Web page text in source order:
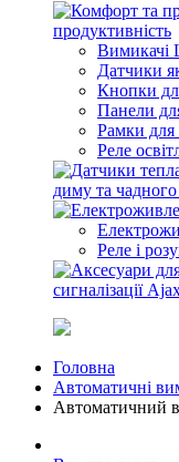
продуктивність
Вимикачі
Датчики
Кнопки
Панели
Рамки для
Реле
диму та чадного
Реле і
сигналізації
Головна
Автоматичні
Автоматичний